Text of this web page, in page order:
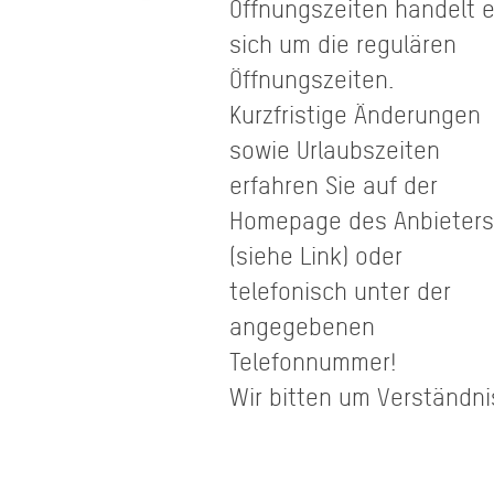
Öffnungszeiten handelt
sich um die regulären
Öffnungszeiten.
Kurzfristige Änderungen
sowie Urlaubszeiten
erfahren Sie auf der
Homepage des Anbieters
(siehe Link) oder
telefonisch unter der
angegebenen
Telefonnummer!
Wir bitten um